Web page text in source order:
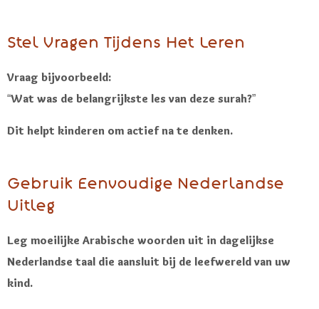
Stel Vragen Tijdens Het Leren
Vraag bijvoorbeeld:
“Wat was de belangrijkste les van deze surah?”
Dit helpt kinderen om actief na te denken.
Gebruik Eenvoudige Nederlandse
Uitleg
Leg moeilijke Arabische woorden uit in dagelijkse
Nederlandse taal die aansluit bij de leefwereld van uw
kind.